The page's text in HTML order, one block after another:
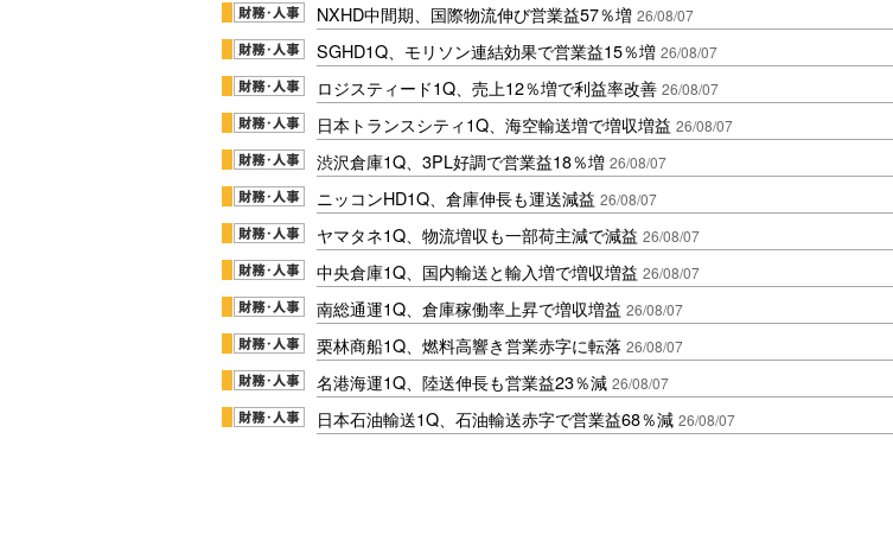
NXHD中間期、国際物流伸び営業益57％増 26/08/07
SGHD1Q、モリソン連結効果で営業益15％増 26/08/07
ロジスティード1Q、売上12％増で利益率改善 26/08/07
日本トランスシティ1Q、海空輸送増で増収増益 26/08/07
渋沢倉庫1Q、3PL好調で営業益18％増 26/08/07
ニッコンHD1Q、倉庫伸長も運送減益 26/08/07
ヤマタネ1Q、物流増収も一部荷主減で減益 26/08/07
中央倉庫1Q、国内輸送と輸入増で増収増益 26/08/07
南総通運1Q、倉庫稼働率上昇で増収増益 26/08/07
栗林商船1Q、燃料高響き営業赤字に転落 26/08/07
名港海運1Q、陸送伸長も営業益23％減 26/08/07
日本石油輸送1Q、石油輸送赤字で営業益68％減 26/08/07